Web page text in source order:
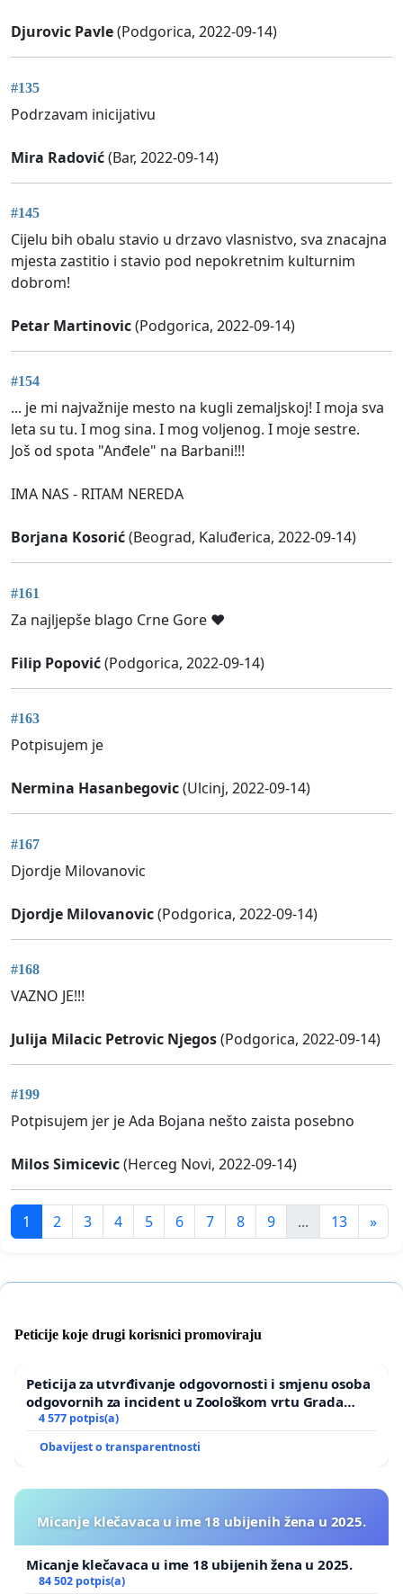
Djurovic Pavle(Podgorica, 2022-09-14)
#135
Podrzavam inicijativu
Mira Radović(Bar, 2022-09-14)
#145
Cijelu bih obalu stavio u drzavo vlasnistvo, sva znacajna
mjesta zastitio i stavio pod nepokretnim kulturnim
dobrom!
Petar Martinovic(Podgorica, 2022-09-14)
#154
... je mi najvažnije mesto na kugli zemaljskoj! I moja sva
leta su tu. I mog sina. I mog voljenog. I moje sestre.
Još od spota "Anđele" na Barbani!!!
IMA NAS - RITAM NEREDA
Borjana Kosorić(Beograd, Kaluđerica, 2022-09-14)
#161
Za najljepše blago Crne Gore ❤️
Filip Popović(Podgorica, 2022-09-14)
#163
Potpisujem je
Nermina Hasanbegovic(Ulcinj, 2022-09-14)
#167
Djordje Milovanovic
Djordje Milovanovic(Podgorica, 2022-09-14)
#168
VAZNO JE!!!
Julija Milacic Petrovic Njegos(Podgorica, 2022-09-14)
#199
Potpisujem jer je Ada Bojana nešto zaista posebno
Milos Simicevic(Herceg Novi, 2022-09-14)
1 2 3 4 5 6 7 8 9 ... 13 »
Peticije koje drugi korisnici promoviraju
Peticija za utvrđivanje odgovornosti i smjenu osoba
odgovornih za incident u Zoološkom vrtu Grada
Zagreba
4 577 potpis(a)
Obavijest o transparentnosti
Micanje klečavaca u ime 18 ubijenih žena u 2025.
Micanje klečavaca u ime 18 ubijenih žena u 2025.
84 502 potpis(a)